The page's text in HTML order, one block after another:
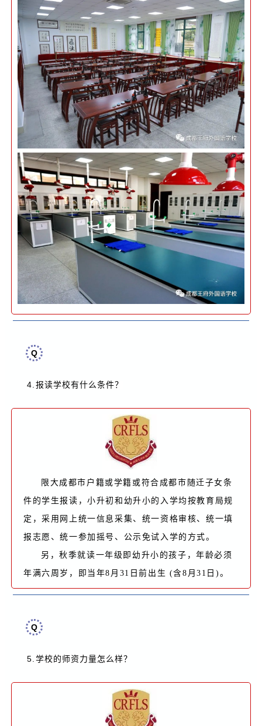
Q
4. 报读学校有什么条件？
限大成都市户籍或学籍或符合成都市随迁子女条
件的学生报读，小升初和幼升小的入学均按教育局规
定，采用网上统一信息采集、统一资格审核、统一填
报志愿、统一参加摇号、公示免试入学的方式。
另，秋季就读一年级即幼升小的孩子，年龄必须
年满六周岁，即当年8月31日前出生 (含8月31日)。
Q
5. 学校的师资力量怎么样？